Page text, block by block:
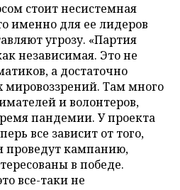
стоит несистемная
именно для ее лидеров
угрозу. «Партия
независимая. Это не
а достаточно
Там много
и волонтеров,
пандемии. У проекта
все зависит от того,
проведут кампанию,
в победе.
все-таки не